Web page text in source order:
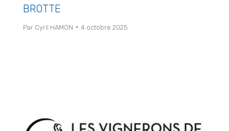
BROTTE
Par Cyril HAMON 4 octobre 2025